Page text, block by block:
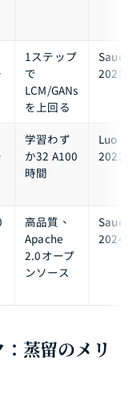
1ステップ
で
LCM/GANs
を上回る
Sauer
2023
学習わず
か32 A100
時間
Luo et
2023
高品質、
Apache
2.0オープ
ンソース
Sauer
2024
蒸留のメリ